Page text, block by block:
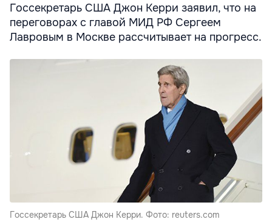
Госсекретарь США Джон Керри заявил, что на
переговорах с главой МИД РФ Сергеем
Лавровым в Москве рассчитывает на прогресс.
Госсекретарь США Джон Керри. Фото: reuters.com